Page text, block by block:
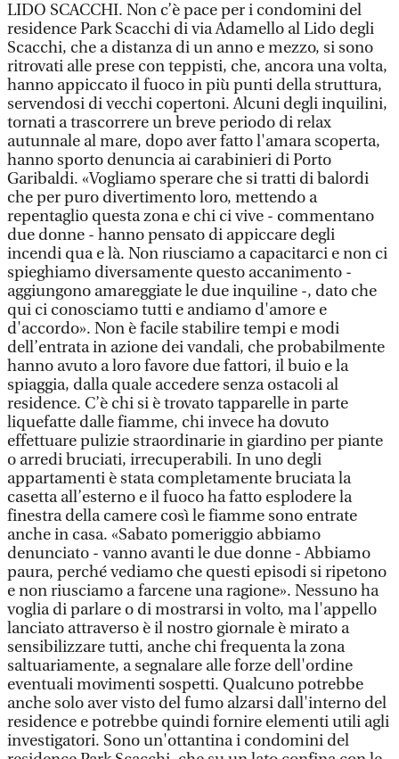
LIDO SCACCHI. Non c’è pace per i condomini del
residence Park Scacchi di via Adamello al Lido degli
Scacchi, che a distanza di un anno e mezzo, si sono
ritrovati alle prese con teppisti, che, ancora una volta,
hanno appiccato il fuoco in più punti della struttura,
servendosi di vecchi copertoni. Alcuni degli inquilini,
tornati a trascorrere un breve periodo di relax
autunnale al mare, dopo aver fatto l'amara scoperta,
hanno sporto denuncia ai carabinieri di Porto
Garibaldi. «Vogliamo sperare che si tratti di balordi
che per puro divertimento loro, mettendo a
repentaglio questa zona e chi ci vive - commentano
due donne - hanno pensato di appiccare degli
incendi qua e là. Non riusciamo a capacitarci e non ci
spieghiamo diversamente questo accanimento -
aggiungono amareggiate le due inquiline -, dato che
qui ci conosciamo tutti e andiamo d'amore e
d'accordo». Non è facile stabilire tempi e modi
dell’entrata in azione dei vandali, che probabilmente
hanno avuto a loro favore due fattori, il buio e la
spiaggia, dalla quale accedere senza ostacoli al
residence. C’è chi si è trovato tapparelle in parte
liquefatte dalle fiamme, chi invece ha dovuto
effettuare pulizie straordinarie in giardino per piante
o arredi bruciati, irrecuperabili. In uno degli
appartamenti è stata completamente bruciata la
casetta all’esterno e il fuoco ha fatto esplodere la
finestra della camere così le fiamme sono entrate
anche in casa. «Sabato pomeriggio abbiamo
denunciato - vanno avanti le due donne - Abbiamo
paura, perché vediamo che questi episodi si ripetono
e non riusciamo a farcene una ragione». Nessuno ha
voglia di parlare o di mostrarsi in volto, ma l'appello
lanciato attraverso è il nostro giornale è mirato a
sensibilizzare tutti, anche chi frequenta la zona
saltuariamente, a segnalare alle forze dell'ordine
eventuali movimenti sospetti. Qualcuno potrebbe
anche solo aver visto del fumo alzarsi dall'interno del
residence e potrebbe quindi fornire elementi utili agli
investigatori. Sono un'ottantina i condomini del